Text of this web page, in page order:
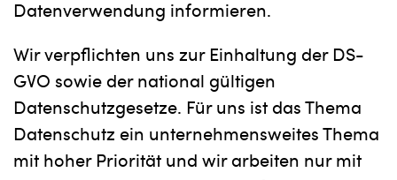
Datenverwendung informieren.
Wir verpflichten uns zur Einhaltung der DS-
GVO sowie der national gültigen
Datenschutzgesetze. Für uns ist das Thema
Datenschutz ein unternehmensweites Thema
mit hoher Priorität und wir arbeiten nur mit